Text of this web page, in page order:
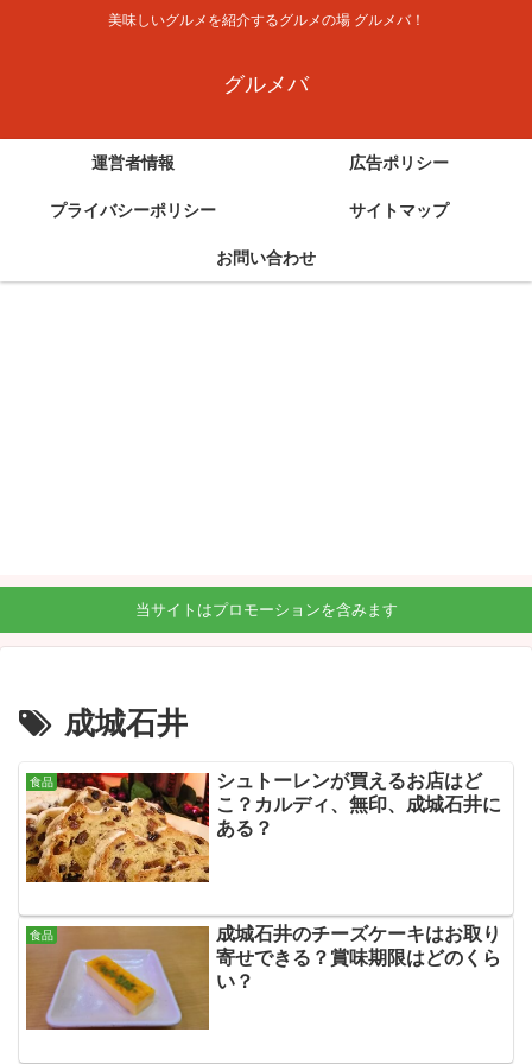
美味しいグルメを紹介するグルメの場 グルメバ！
グルメバ
運営者情報 広告ポリシー
プライバシーポリシー サイトマップ
お問い合わせ
当サイトはプロモーションを含みます
成城石井
食品
シュトーレンが買えるお店はど
こ？カルディ、無印、成城石井に
ある？
食品
成城石井のチーズケーキはお取り
寄せできる？賞味期限はどのくら
い？